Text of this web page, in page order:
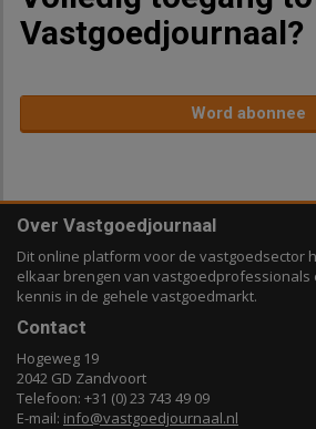
Vastgoedjournaal?
Word abonnee
Over Vastgoedjournaal
Dit online platform voor de vastgoedsector
elkaar brengen van vastgoedprofessionals
kennis in de gehele vastgoedmarkt.
Contact
Hogeweg 19
2042 GD Zandvoort
Telefoon: +31 (0) 23 743 49 09
E-mail: info@vastgoedjournaal.nl